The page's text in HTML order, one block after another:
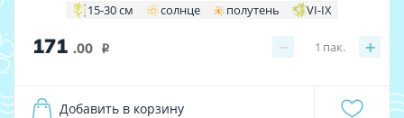
15-30 см солнце полутень VI-IX
171 .00 i − +
1 пак.
Добавить в корзину